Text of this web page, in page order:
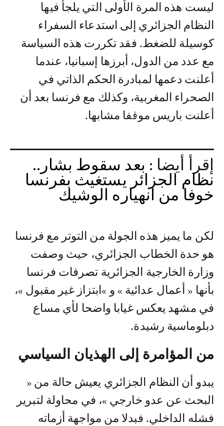
ليست هذه المرة الأولى التي يلجأ فيها
النظام الجزائري إلى استدعاء السفراء
كوسيلة للضغط. فقد تكررت هذه السياسة
مع عدد من الدول، أبرزها إسبانيا، عندما
أعلنت دعمها لمبادرة الحكم الذاتي في
الصحراء المغربية، وكذلك مع فرنسا بعد أن
أعلنت باريس موقفا مشابها.
إقرأ أيضا : بعد سقوط بشار..
نظام الجزائر يستغيث بفرنسا
خوفا من انهياره الوشيك
لكن ما يميز هذه الجولة من التوتر مع فرنسا
هو حدة الخطاب الجزائري، حيث وصفت
وزارة الخارجية الجزائرية تصرفات فرنسا
بأنها « أعمال عدائية » و »ابتزاز غير مقبول »،
في مشهد يعكس غيابا واضحا لأي مساع
دبلوماسية رشيدة.
من المؤامرة إلى الهذيان السياسي
يبدو أن النظام الجزائري يعيش حالة من «
البحث عن عدو خارجي »، في محاولة لتبرير
فشله الداخلي. فبدلا من مواجهة أزماته